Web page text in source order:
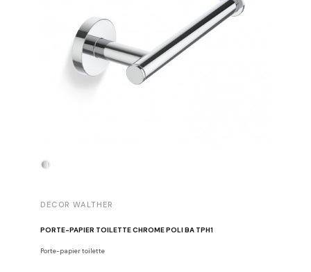
DECOR WALTHER
PORTE-PAPIER TOILETTE CHROME POLI BA TPH1
Porte-papier toilette